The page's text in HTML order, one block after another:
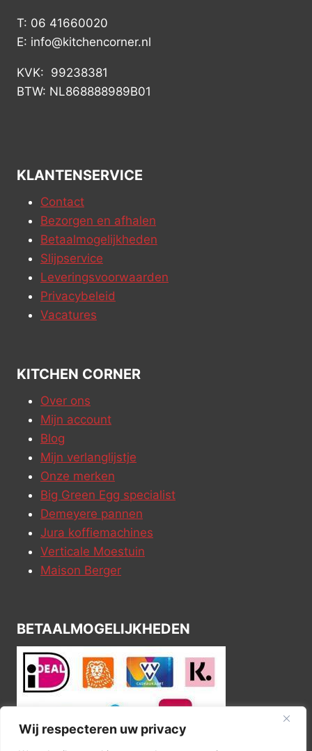
Wij respecteren uw privacy
T: 06 41660020
E: info@kitchencorner.nl
KVK: 99238381
BTW: NL868888989B01
KLANTENSERVICE
Contact
Bezorgen en afhalen
Betaalmogelijkheden
Slijpservice
Leveringsvoorwaarden
Privacybeleid
Vacatures
KITCHEN CORNER
Over ons
Mijn account
Blog
Mijn verlanglijstje
Onze merken
Big Green Egg specialist
Demeyere pannen
Jura koffiemachines
Verticale Moestuin
Maison Berger
BETAALMOGELIJKHEDEN